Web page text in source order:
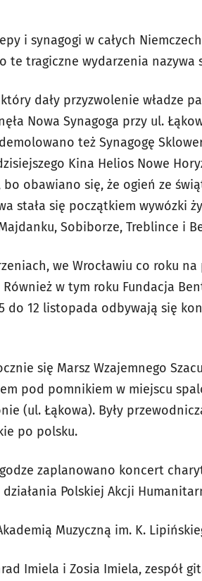
i synagogi w całych
tragiczne wydarzenia nazywa
dały przyzwolenie władze
Nowa Synagoga przy ul.
też Synagogę
Kina Helios Nowe
obawiano się, że ogień ze
stała się początkiem wywózki
Sobiborze, Treblince i
we Wrocławiu co roku
w tym roku Fundacja
do 12 listopada odbywają się
się Marsz Wzajemnego
pod pomnikiem w miejscu
(ul. Łąkowa). Były
po polsku.
zaplanowano koncert
Polskiej Akcji
Muzyczną im. K.
Imiela i Zosia Imiela, zespół